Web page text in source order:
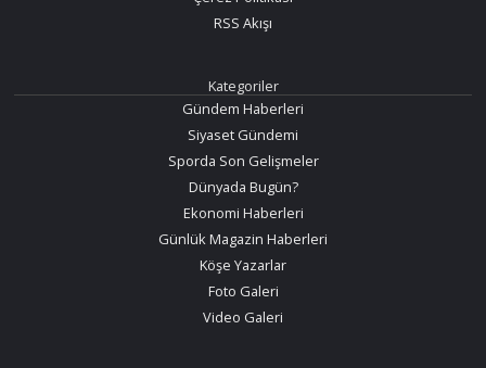
RSS Akışı
Kategoriler
Gündem Haberleri
Siyaset Gündemi
Sporda Son Gelişmeler
Dünyada Bugün?
Ekonomi Haberleri
Günlük Magazin Haberleri
Köşe Yazarlar
Foto Galeri
Video Galeri